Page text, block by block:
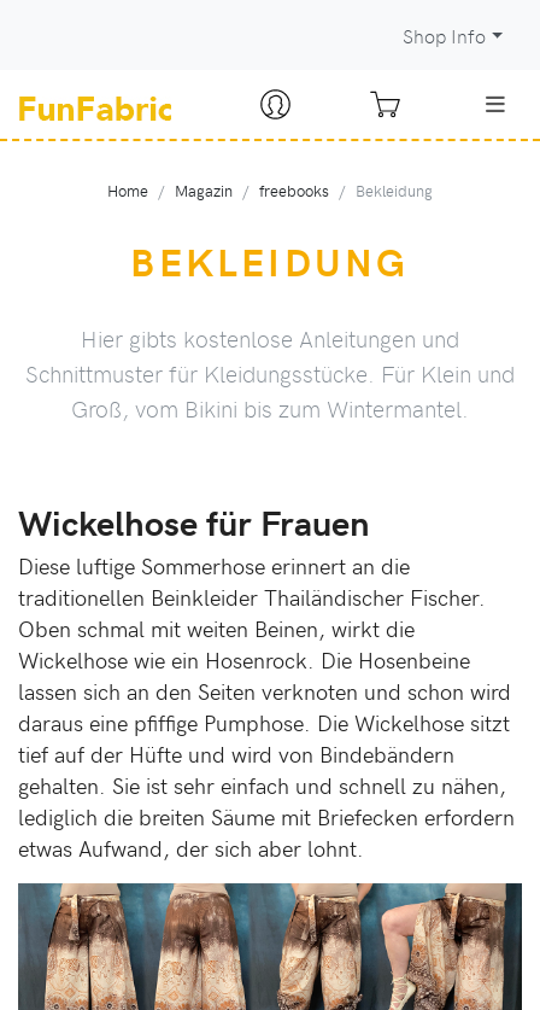
Shop Info
Home Magazin freebooks Bekleidung
BEKLEIDUNG
Hier gibts kostenlose Anleitungen und
Schnittmuster für Kleidungsstücke. Für Klein und
Groß, vom Bikini bis zum Wintermantel.
Wickelhose für Frauen
Diese luftige Sommerhose erinnert an die
traditionellen Beinkleider Thailändischer Fischer.
Oben schmal mit weiten Beinen, wirkt die
Wickelhose wie ein Hosenrock. Die Hosenbeine
lassen sich an den Seiten verknoten und schon wird
daraus eine pfiffige Pumphose. Die Wickelhose sitzt
tief auf der Hüfte und wird von Bindebändern
gehalten. Sie ist sehr einfach und schnell zu nähen,
lediglich die breiten Säume mit Briefecken erfordern
etwas Aufwand, der sich aber lohnt.